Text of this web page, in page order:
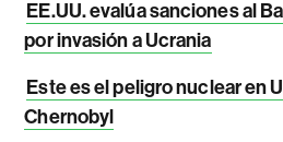
EE.UU. evalúa sanciones al
por invasión a Ucrania
Este es el peligro nuclear en
Chernobyl